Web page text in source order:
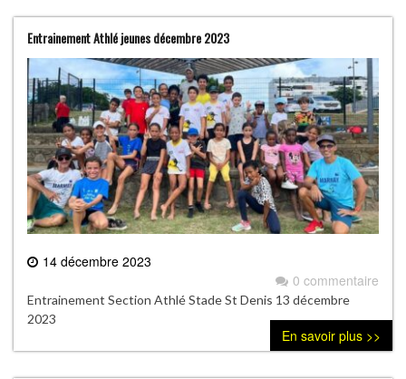
Entrainement Athlé jeunes décembre 2023
14 décembre 2023
0 commentaire
Entrainement Section Athlé Stade St Denis 13 décembre
2023
En savoir plus >>